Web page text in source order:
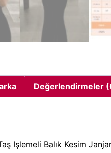
Değerlendirmeler
Işlemeli Balık Kesim